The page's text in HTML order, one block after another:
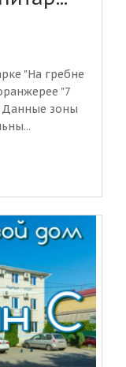
"На гребне
"7
Данные зоны